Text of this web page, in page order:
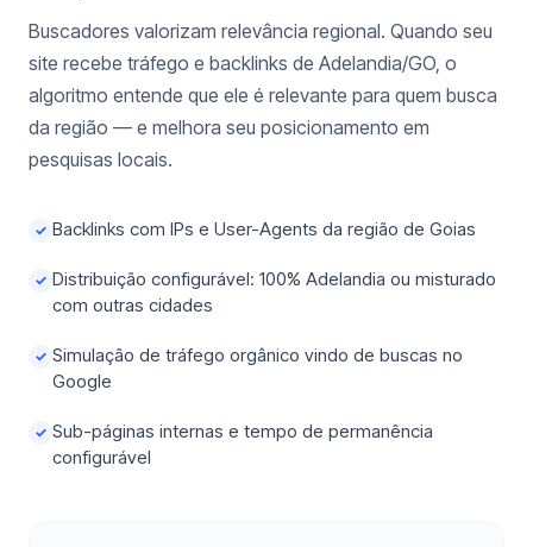
Buscadores valorizam relevância regional. Quando seu
site recebe tráfego e backlinks de Adelandia/GO, o
algoritmo entende que ele é relevante para quem busca
da região — e melhora seu posicionamento em
pesquisas locais.
✓ Backlinks com IPs e User-Agents da região de Goias
✓ Distribuição configurável: 100% Adelandia ou misturado
com outras cidades
✓ Simulação de tráfego orgânico vindo de buscas no
Google
✓ Sub-páginas internas e tempo de permanência
configurável